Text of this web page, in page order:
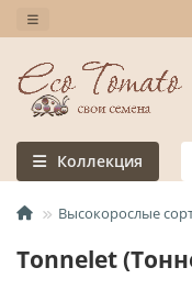
Коллекция
Высокорослые
Tonnelet